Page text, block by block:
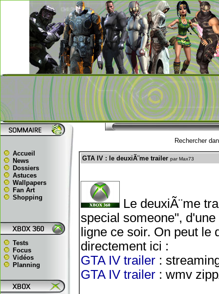
Accueil
News
Dossiers
Astuces
Wallpapers
Fan Art
Shopping
Tests
Focus
Vidéos
Planning
Rechercher
GTA IV : le deuxiÃ¨me trailer par Max73
Le deuxiÃ¨me
special someone",
ligne ce soir. On peut
directement ici :
GTA IV trailer:
GTA IV trailer: wmv